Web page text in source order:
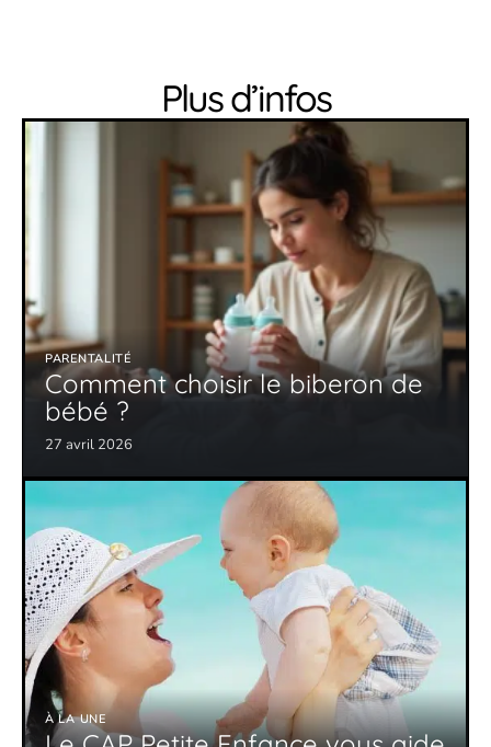
Plus d’infos
PARENTALITÉ
Comment choisir le biberon de
bébé ?
27 avril 2026
À LA UNE